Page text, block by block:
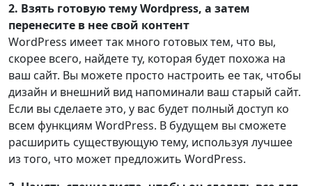
2. Взять готовую тему Wordpress, а затем
перенесите в нее свой контент
WordPress имеет так много готовых тем, что вы,
скорее всего, найдете ту, которая будет похожа на
ваш сайт. Вы можете просто настроить ее так, чтобы
дизайн и внешний вид напоминали ваш старый сайт.
Если вы сделаете это, у вас будет полный доступ ко
всем функциям WordPress. В будущем вы сможете
расширить существующую тему, используя лучшее
из того, что может предложить WordPress.